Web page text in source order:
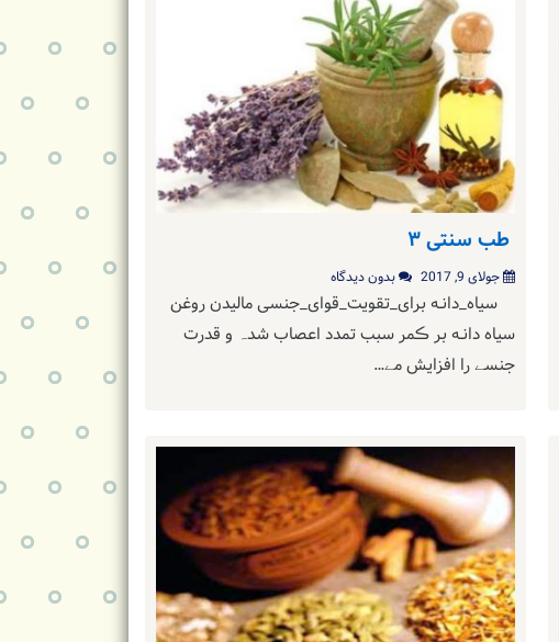
طب سنتی ۳
جولای 9, 2017 بدون دیدگاه
سیاه_دانـه برای_تقویت_قوای_جنسی مالیدن روغن
سیاه دانـه بر ڪمر سبب تمدد اعصاب شدہ و قدرت
جنسے را افزایش مے…